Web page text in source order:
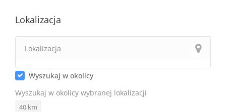
Lokalizacja
Wyszukaj w okolicy
Wyszukaj w okolicy wybranej lokalizacji
40 km